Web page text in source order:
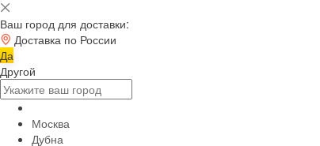
Ваш город для доставки:
Доставка по России
Да
Другой
Москва
Дубна